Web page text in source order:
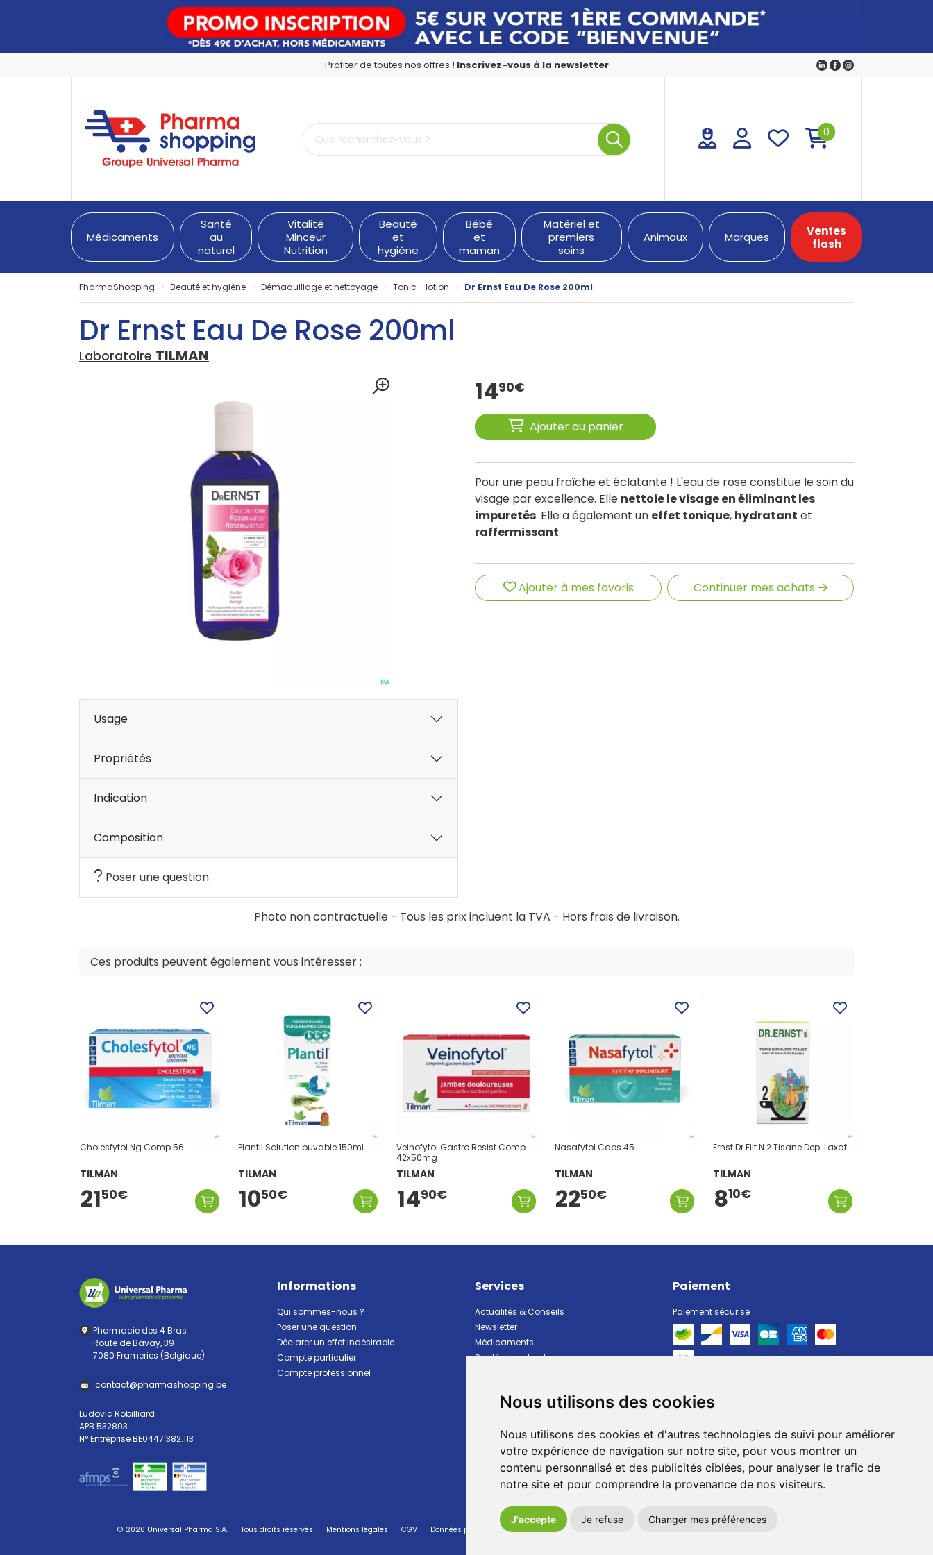
Nous utilisons des cookies
Nous utilisons des cookies et d'autres technologies de suivi pour améliorer
votre expérience de navigation sur notre site, pour vous montrer un
contenu personnalisé et des publicités ciblées, pour analyser le trafic de
notre site et pour comprendre la provenance de nos visiteurs.
J'accepte Je refuse Changer mes préférences
Profiter de toutes nos offres ! Inscrivez-vous à la newsletter
PharmaShopping Votre pharmacie en ligne à votre service
0
Médicaments
Santé
au
naturel
Vitalité
Minceur
Nutrition
Beauté
et
hygiène
Bébé
et
maman
Matériel et
premiers
soins
Animaux Marques
Ventes
flash
PharmaShopping Beauté et hygiène Démaquillage et nettoyage Tonic - lotion Dr Ernst Eau De Rose 200ml
Dr Ernst Eau De Rose 200ml
Laboratoire TILMAN
1490€
Ajouter au panier
Pour une peau fraîche et éclatante ! L'eau de rose constitue le soin du
visage par excellence. Elle nettoie le visage en éliminant les
impuretés. Elle a également un effet tonique, hydratant et
raffermissant.
Ajouter à mes favoris Continuer mes achats
Usage
Propriétés
Indication
Composition
Poser une question
Photo non contractuelle - Tous les prix incluent la TVA - Hors frais de livraison.
Ces produits peuvent également vous intéresser :
Cholesfytol Ng Comp 56
TILMAN
2150€
Plantil Solution buvable 150ml
TILMAN
1050€
Veinofytol Gastro Resist Comp
42x50mg
TILMAN
1490€
Nasafytol Caps 45
TILMAN
2250€
Ernst Dr Filt N 2 Tisane Dep. Laxat
TILMAN
810€
Pharmacie des 4 Bras
Route de Bavay, 39
7080 Frameries (Belgique)
contact@pharmashopping.be
Ludovic Robilliard
APB 532803
N° Entreprise BE0447.382.113
Informations
Qui sommes-nous ?
Poser une question
Déclarer un effet indésirable
Compte particulier
Compte professionnel
Services
Actualités & Conseils
Newsletter
Médicaments
Santé au naturel
Bébé et maman
Animaux
Marques
Ventes flash
Pharmacie de garde
Paiement
Paiement sécurisé
Livraison
Livraison dans un Point Relais
© 2026 Universal Pharma S.A. Tous droits réservés Mentions légales CGV Données personnelles Cookies Préférences Cookies